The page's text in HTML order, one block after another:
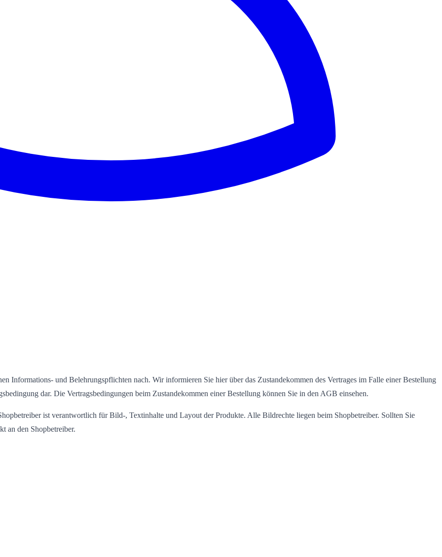
Informations- und Belehrungspflichten nach. Wir informieren Sie hier über das Zustandekommen des Vertrages im Falle einer Bestellung
dar. Die Vertragsbedingungen beim Zustandekommen einer Bestellung können Sie in den AGB einsehen.
ist verantwortlich für Bild-, Textinhalte und Layout der Produkte. Alle Bildrechte liegen beim Shopbetreiber. Sollten Sie
an den Shopbetreiber.